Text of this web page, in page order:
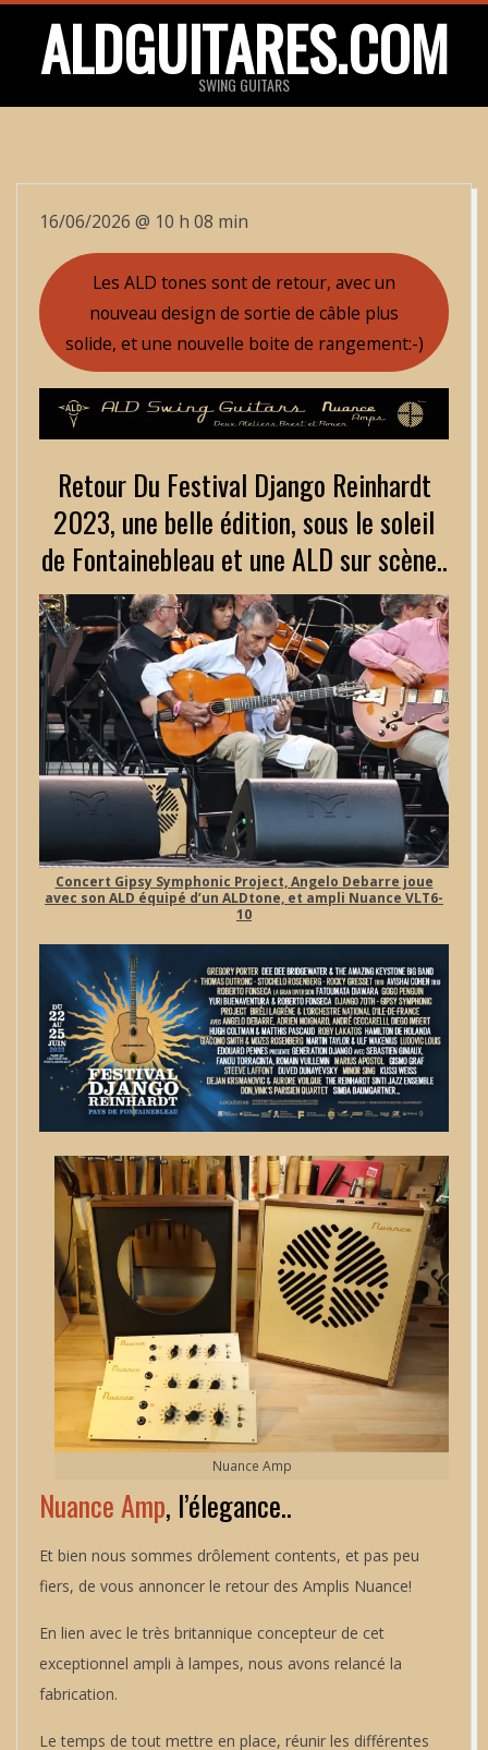
contentALDGUITARES.COM
SWING GUITARS
Menu
16/06/2026 @ 10 h 08 min
Les ALD tones sont de retour, avec un
nouveau design de sortie de câble plus
solide, et une nouvelle boite de rangement:-)
Retour Du Festival Django Reinhardt
2023, une belle édition, sous le soleil
de Fontainebleau et une ALD sur scène..
Concert Gipsy Symphonic Project, Angelo Debarre joue
avec son ALD équipé d’un ALDtone, et ampli Nuance VLT6-
10
Nuance Amp
Nuance Amp, l’élegance..
Et bien nous sommes drôlement contents, et pas peu
fiers, de vous annoncer le retour des Amplis Nuance!
En lien avec le très britannique concepteur de cet
exceptionnel ampli à lampes, nous avons relancé la
fabrication.
Le temps de tout mettre en place, réunir les différentes